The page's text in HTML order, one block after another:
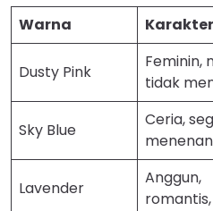
Warna
Dusty Pink
Feminin,
tidak
Sky Blue
Ceria,
Lavender
Anggun,